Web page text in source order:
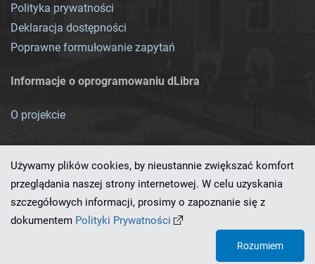
Polityka prywatności
Deklaracja dostępności
Poprawne formułowanie zapytań
Informacje o oprogramowaniu dLibra
O projekcie
Ten serwis działa dzięki oprogramowaniu
Używamy plików cookies, by nieustannie zwiększać komfort
przeglądania naszej strony internetowej. W celu uzyskania
szczegółowych informacji, prosimy o zapoznanie się z
dokumentem Polityki Prywatności
Rozumiem